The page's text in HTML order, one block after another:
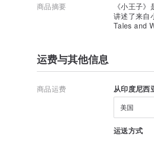
商品摘要
《小王子
讲述了来自
Tales and
运费与其他信息
商品运费 从印度尼西
美国
运送方式